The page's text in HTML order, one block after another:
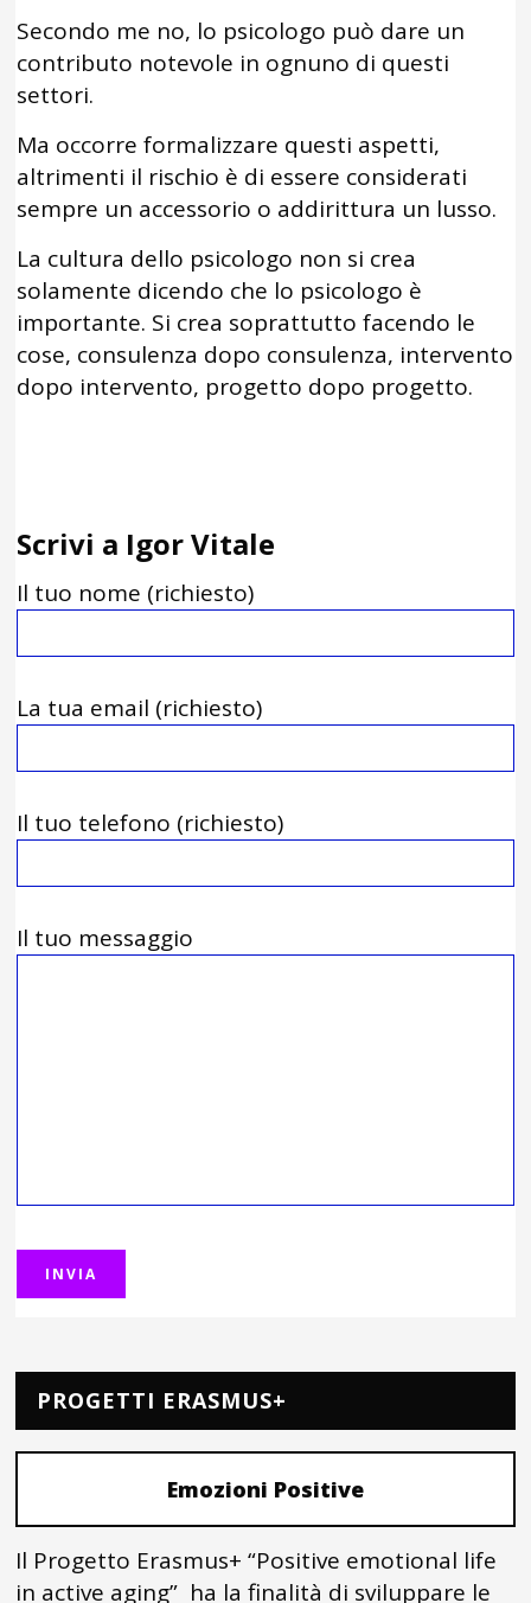
Secondo me no, lo psicologo può dare un
contributo notevole in ognuno di questi
settori.
Ma occorre formalizzare questi aspetti,
altrimenti il rischio è di essere considerati
sempre un accessorio o addirittura un lusso.
La cultura dello psicologo non si crea
solamente dicendo che lo psicologo è
importante. Si crea soprattutto facendo le
cose, consulenza dopo consulenza, intervento
dopo intervento, progetto dopo progetto.
Scrivi a Igor Vitale
Il tuo nome (richiesto)
La tua email (richiesto)
Il tuo telefono (richiesto)
Il tuo messaggio
PROGETTI ERASMUS+
Emozioni Positive
Il Progetto Erasmus+ “Positive emotional life
in active aging” ha la finalità di sviluppare le